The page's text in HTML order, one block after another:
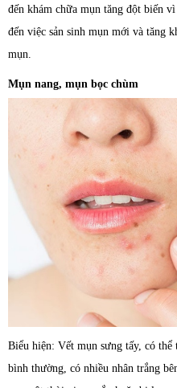
đến khám chữa mụn tăng đột biến
đến việc sản sinh mụn mới và tăng
mụn.
Mụn nang, mụn bọc chùm
Biểu hiện: Vết mụn sưng tấy, có
bình thường, có nhiều nhân trắng